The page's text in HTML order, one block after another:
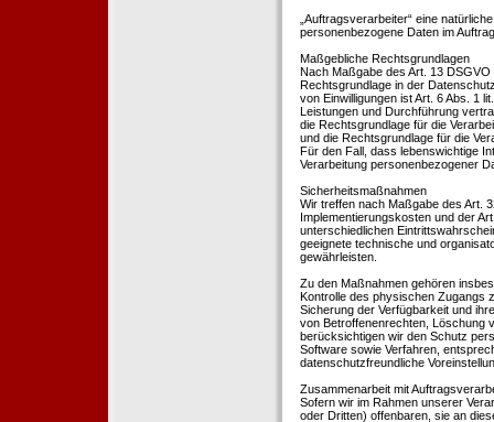
„Auftragsverarbeiter“ eine
personenbezogene Daten im
Maßgebliche Rechtsgrundlagen
Nach Maßgabe des Art. 13
Rechtsgrundlage in der
von Einwilligungen ist Art. 6 Abs. 1
Leistungen und Durchführung
die Rechtsgrundlage für die
und die Rechtsgrundlage für die
Für den Fall, dass lebenswichtige
Verarbeitung personenbezogener
Sicherheitsmaßnahmen
Wir treffen nach Maßgabe des Art.
Implementierungskosten und der
unterschiedlichen
geeignete technische und
gewährleisten.
Zu den Maßnahmen gehören
Kontrolle des physischen Zugangs
Sicherung der Verfügbarkeit und
von Betroffenenrechten, Löschung
berücksichtigen wir den Schutz
Software sowie Verfahren,
datenschutzfreundliche
Zusammenarbeit mit
Sofern wir im Rahmen unserer
oder Dritten) offenbaren, sie an